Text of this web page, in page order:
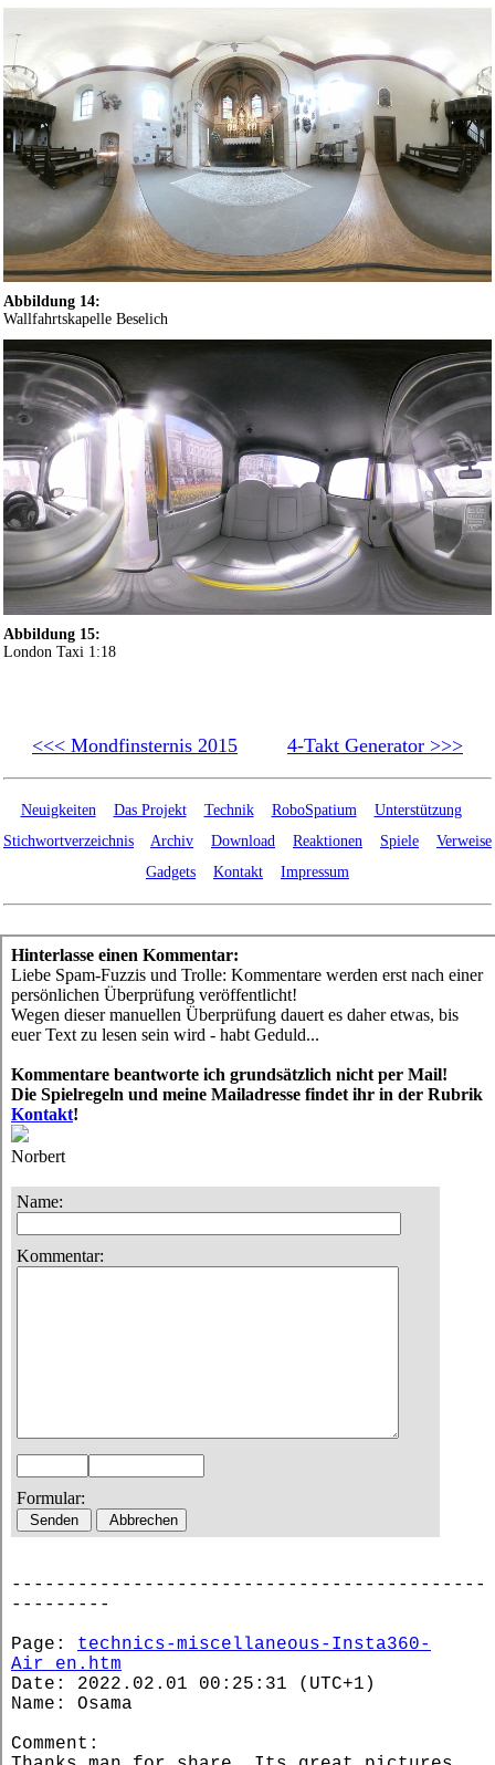
Abbildung 14:
Wallfahrtskapelle Beselich
Abbildung 15:
London Taxi 1:18
<<< Mondfinsternis 2015 4-Takt Generator >>>
Neuigkeiten Das Projekt Technik RoboSpatium
Unterstützung
Stichwortverzeichnis
Archiv Download Reaktionen Spiele
Verweise
Gadgets
Kontakt Impressum